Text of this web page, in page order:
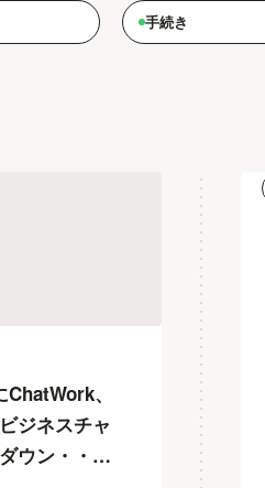
手続き
、
ジネスチャ
ウン・・・